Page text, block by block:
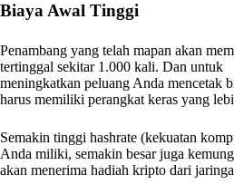
Biaya Awal Tinggi
Penambang yang telah mapan akan
tertinggal sekitar 1.000 kali. Dan untuk
meningkatkan peluang Anda mencetak
harus memiliki perangkat keras yang
Semakin tinggi hashrate (kekuatan
Anda miliki, semakin besar juga
akan menerima hadiah kripto dari